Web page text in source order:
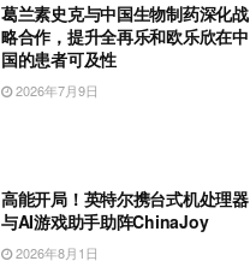
葛兰素史克与中国生物制药深化战
略合作，提升全再乐和欧乐欣在中
国的患者可及性
2026年7月9日
高能开局！英特尔携台式机处理器
与AI游戏助手助阵ChinaJoy
2026年8月1日